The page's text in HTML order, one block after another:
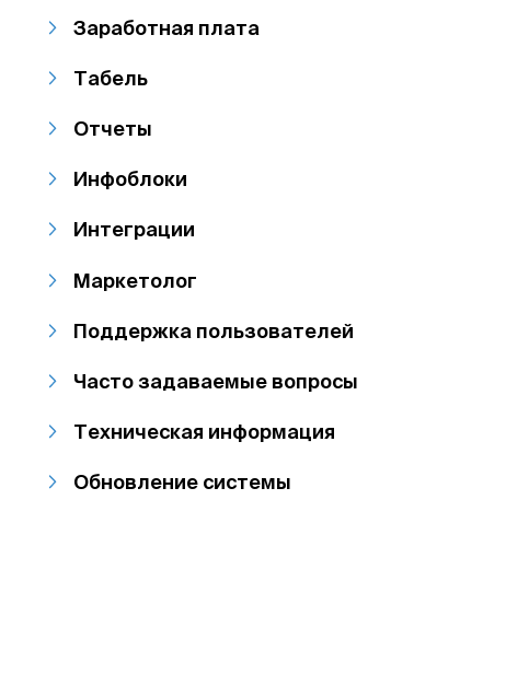
Заработная плата
Табель
Отчеты
Инфоблоки
Интеграции
Маркетолог
Поддержка пользователей
Часто задаваемые вопросы
Техническая информация
Обновление системы